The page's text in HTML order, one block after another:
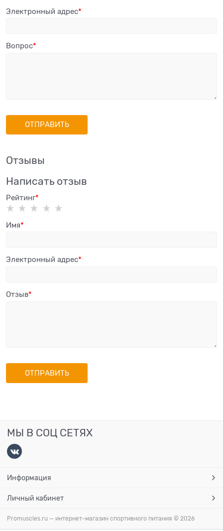
Электронный адрес
Вопрос
Отзывы
Написать отзыв
Рейтинг
Имя
Электронный адрес
Отзыв
МЫ В СОЦ СЕТЯХ
Информация
Личный кабинет
Promuscles.ru — интернет-магазин спортивного питания © 2026